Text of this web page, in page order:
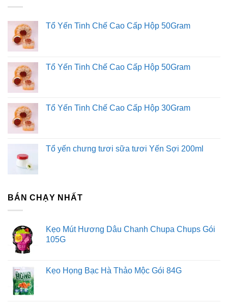
Tổ Yến Tinh Chế Cao Cấp Hộp 50Gram
Tổ Yến Tinh Chế Cao Cấp Hộp 50Gram
Tổ Yến Tinh Chế Cao Cấp Hộp 30Gram
Tổ yến chưng tươi sữa tươi Yến Sợi 200ml
BÁN CHẠY NHẤT
Kẹo Mút Hương Dâu Chanh Chupa Chups Gói
105G
Kẹo Họng Bạc Hà Thảo Mộc Gói 84G